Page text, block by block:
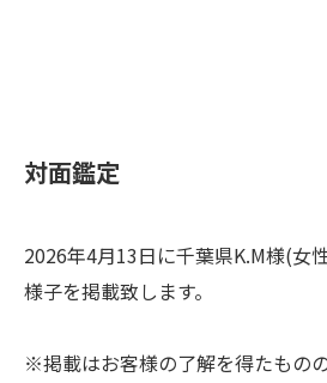
​対面鑑定
2026年4月13日に千葉県K.M様(女
様子を掲載致します。
※掲載はお客様の了解を得たものの